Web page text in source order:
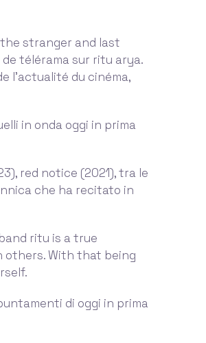
the stranger and last
télérama sur ritu arya.
l’actualité du cinéma,
in onda oggi in prima
red notice (2021), tra le
che ha recitato in
ritu is a true
others. With that being
di oggi in prima